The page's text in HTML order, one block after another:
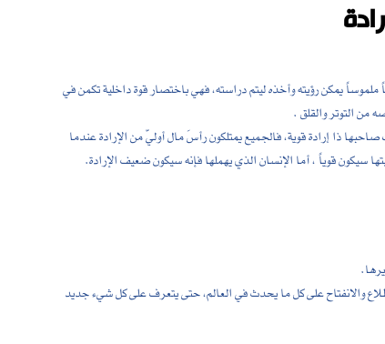
يمكن رؤيته وأخذه ليتم دراسته، فهي باختصار قوة داخلية تكمن في
من التوتر والقلق .
ذا إرادة قوية، فالجميع يمتلكون رأسَ مال أوليّ من الإرادة عندما
سيكون قوياً ، أما الإنسان الذي يهملها فإنه سيكون ضعيف الإرادة.
والانفتاح على كل ما يحدث في العالم، حتى يتعرف على كل شيء جديد